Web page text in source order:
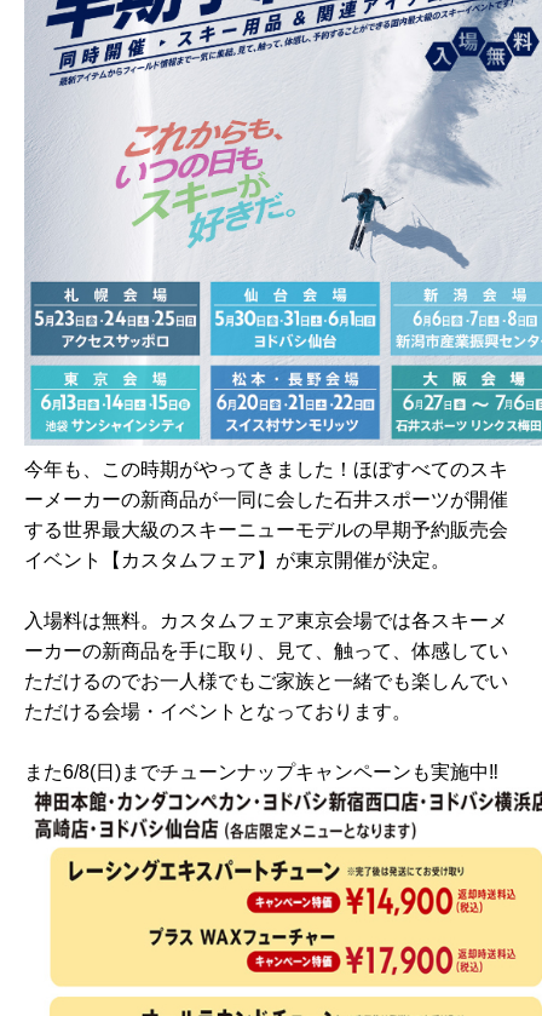
今年も、この時期がやってきました！ほぼすべてのスキ
ーメーカーの新商品が一同に会した石井スポーツが開催
する世界最大級のスキーニューモデルの早期予約販売会
イベント【カスタムフェア】が東京開催が決定。
入場料は無料。カスタムフェア東京会場では各スキーメ
ーカーの新商品を手に取り、見て、触って、体感してい
ただけるのでお一人様でもご家族と一緒でも楽しんでい
ただける会場・イベントとなっております。
また6/8(日)までチューンナップキャンペーンも実施中‼